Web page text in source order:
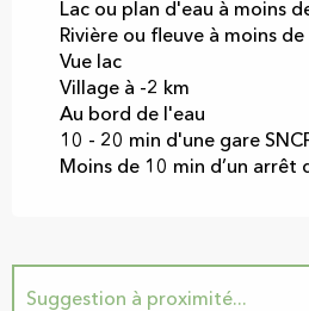
Lac ou plan d'eau à moins
Rivière ou fleuve à moins
Vue lac
Village à -2 km
Au bord de l'eau
10 - 20 min d'une gare
Moins de 10 min d’un arrêt
Suggestion à proximité...